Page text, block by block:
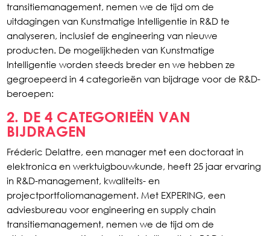
transitiemanagement, nemen we de tijd om de
uitdagingen van Kunstmatige Intelligentie in R&D te
analyseren, inclusief de engineering van nieuwe
producten. De mogelijkheden van Kunstmatige
Intelligentie worden steeds breder en we hebben ze
gegroepeerd in 4 categorieën van bijdrage voor de R&D-
beroepen:
2. DE 4 CATEGORIEËN VAN
BIJDRAGEN
Fréderic Delattre, een manager met een doctoraat in
elektronica en werktuigbouwkunde, heeft 25 jaar ervaring
in R&D-management, kwaliteits- en
projectportfoliomanagement. Met EXPERING, een
adviesbureau voor engineering en supply chain
transitiemanagement, nemen we de tijd om de